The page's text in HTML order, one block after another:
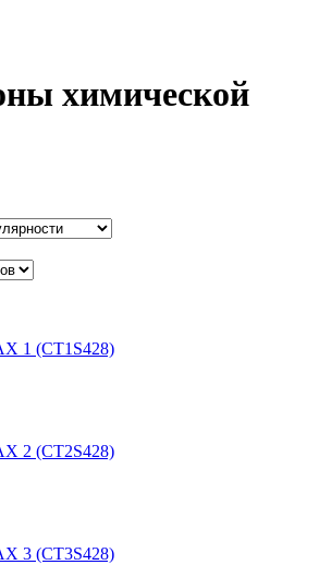
химической
1 (CT1S428)
2 (CT2S428)
3 (CT3S428)